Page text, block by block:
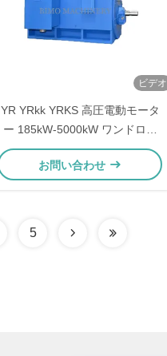
ビデオ
YR YRkk YRKS 高圧電動モータ
ー 185kW-5000kW ワンドロー
ター スリップリングモーター
お問い合わせ
5